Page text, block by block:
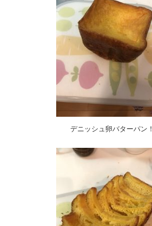
デニッシュ卵バターパン！